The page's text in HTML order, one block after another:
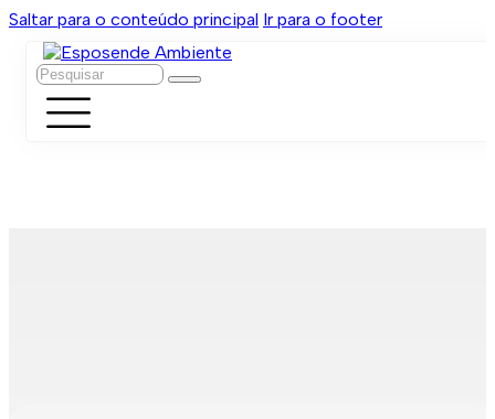
Saltar para o conteúdo principal Ir para o footer
Pesquisar